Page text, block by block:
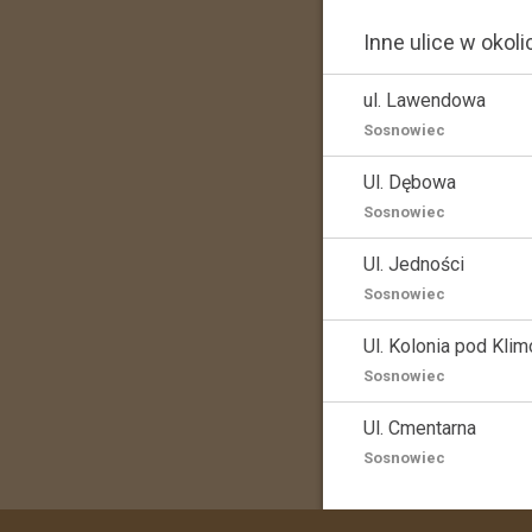
Inne ulice w
ul. Lawendowa
Sosnowiec
Ul. Dębowa
Sosnowiec
Ul. Jedności
Sosnowiec
Ul. Kolonia pod
Sosnowiec
Ul. Cmentarna
Sosnowiec